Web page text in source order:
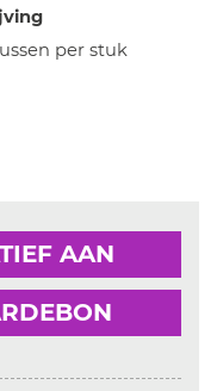
per stuk
AAN